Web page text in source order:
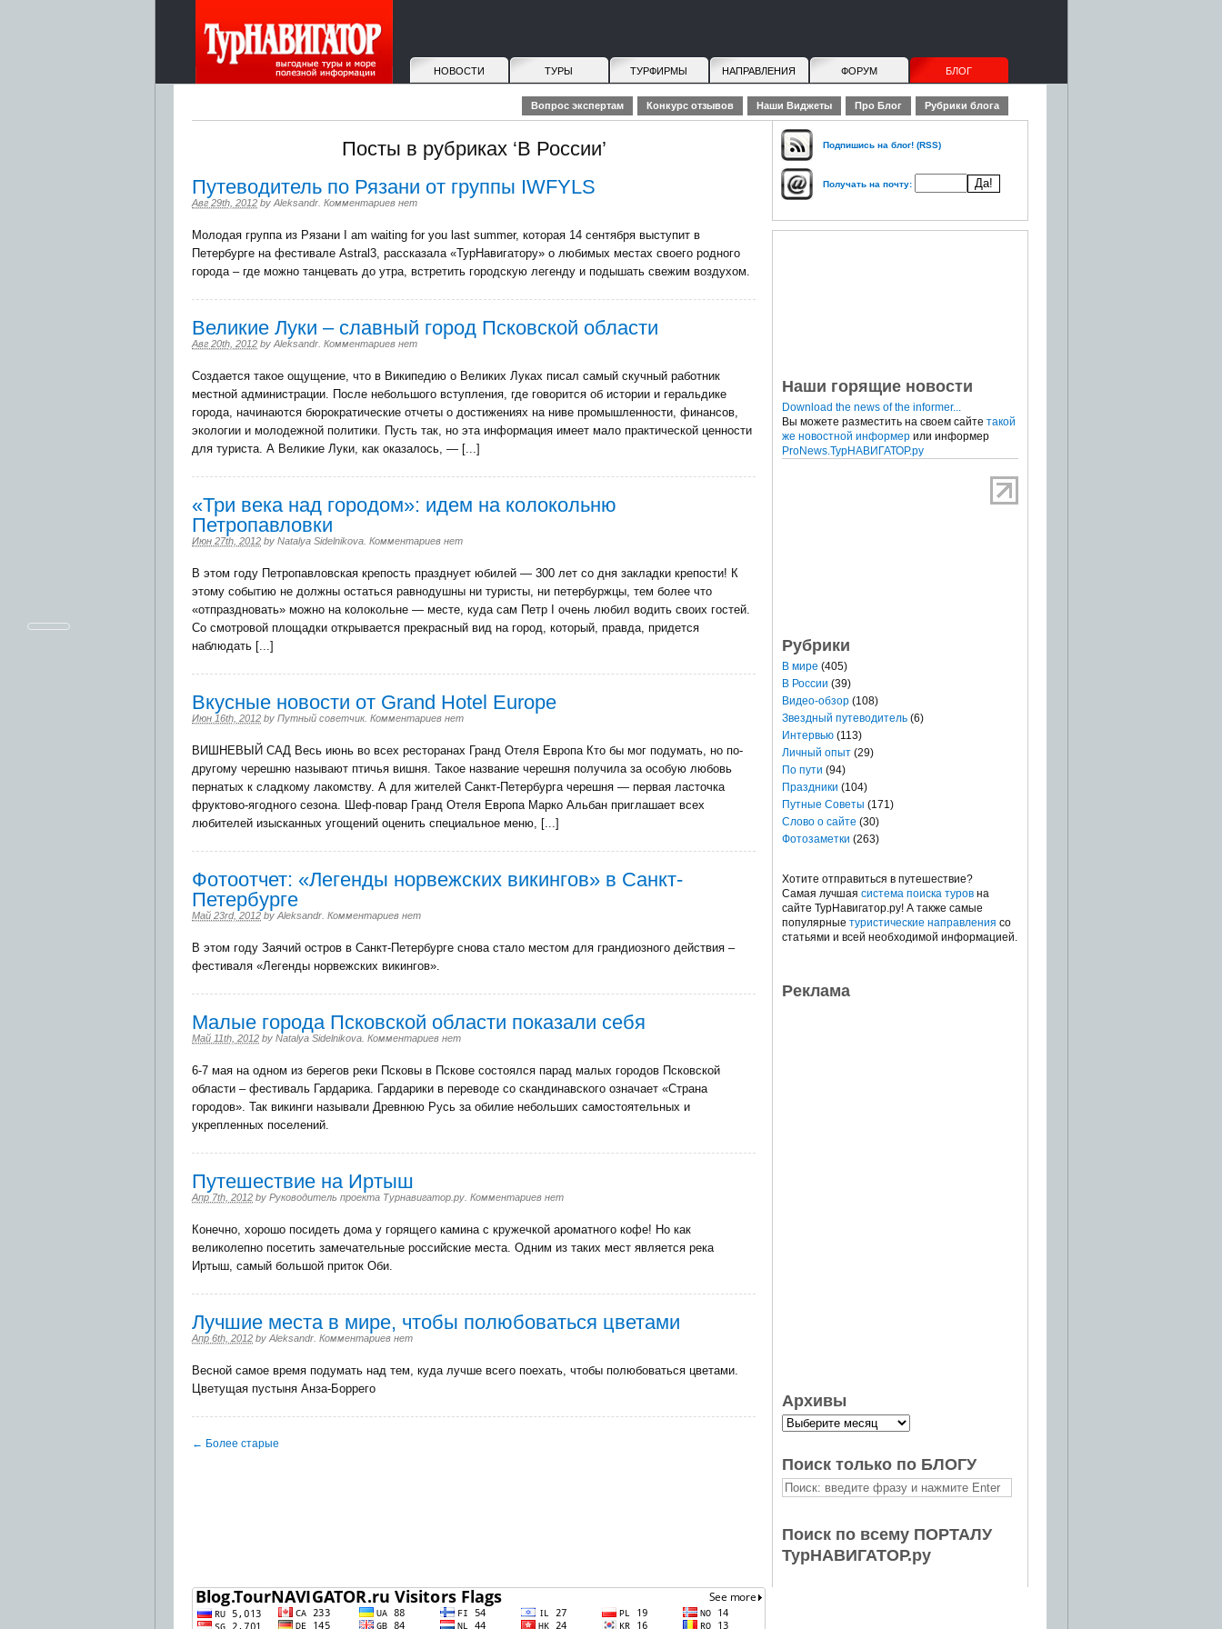
НОВОСТИ ТУРЫ ТУРФИРМЫ НАПРАВЛЕНИЯ ФОРУМ БЛОГ
Вопрос экспертам Конкурс отзывов Наши Виджеты Про Блог Рубрики блога
Посты в рубриках ‘В России’
Путеводитель по Рязани от группы IWFYLS
Авг 29th, 2012 by Aleksandr Комментариев нет
Молодая группа из Рязани I am waiting for you last summer, которая 14 сентября выступит в
Петербурге на фестивале Astral3, рассказала «ТурНавигатору» о любимых местах своего родного
города – где можно танцевать до утра, встретить городскую легенду и подышать свежим воздухом.
Великие Луки – славный город Псковской области
Авг 20th, 2012 by Aleksandr Комментариев нет
Создается такое ощущение, что в Википедию о Великих Луках писал самый скучный работник
местной администрации. После небольшого вступления, где говорится об истории и геральдике
города, начинаются бюрократические отчеты о достижениях на ниве промышленности, финансов,
экологии и молодежной политики. Пусть так, но эта информация имеет мало практической ценности
для туриста. А Великие Луки, как оказалось, — [...]
«Три века над городом»: идем на колокольню
Петропавловки
Июн 27th, 2012 by Natalya Sidelnikova Комментариев нет
В этом году Петропавловская крепость празднует юбилей — 300 лет со дня закладки крепости! К
этому событию не должны остаться равнодушны ни туристы, ни петербуржцы, тем более что
«отпраздновать» можно на колокольне — месте, куда сам Петр I очень любил водить своих гостей.
Со смотровой площадки открывается прекрасный вид на город, который, правда, придется
наблюдать [...]
Вкусные новости от Grand Hotel Europe
Июн 16th, 2012 by Путный советчик Комментариев нет
ВИШНЕВЫЙ САД Весь июнь во всех ресторанах Гранд Отеля Европа Кто бы мог подумать, но по-
другому черешню называют птичья вишня. Такое название черешня получила за особую любовь
пернатых к сладкому лакомству. А для жителей Санкт-Петербурга черешня — первая ласточка
фруктово-ягодного сезона. Шеф-повар Гранд Отеля Европа Марко Альбан приглашает всех
любителей изысканных угощений оценить специальное меню, [...]
Фотоотчет: «Легенды норвежских викингов» в Санкт-
Петербурге
Май 23rd, 2012 by Aleksandr Комментариев нет
В этом году Заячий остров в Санкт-Петербурге снова стало местом для грандиозного действия –
фестиваля «Легенды норвежских викингов».
Малые города Псковской области показали себя
Май 11th, 2012 by Natalya Sidelnikova Комментариев нет
6-7 мая на одном из берегов реки Псковы в Пскове состоялся парад малых городов Псковской
области – фестиваль Гардарика. Гардарики в переводе со скандинавского означает «Страна
городов». Так викинги называли Древнюю Русь за обилие небольших самостоятельных и
укрепленных поселений.
Путешествие на Иртыш
Апр 7th, 2012 by Руководитель проекта Турнавигатор.ру Комментариев нет
Конечно, хорошо посидеть дома у горящего камина с кружечкой ароматного кофе! Но как
великолепно посетить замечательные российские места. Одним из таких мест является река
Иртыш, самый большой приток Оби.
Лучшие места в мире, чтобы полюбоваться цветами
Апр 6th, 2012 by Aleksandr Комментариев нет
Весной самое время подумать над тем, куда лучше всего поехать, чтобы полюбоваться цветами.
Цветущая пустыня Анза-Боррего
← Более старые
Подпишись на блог! (RSS)
Получать на почту:
Наши горящие новости
Download the news of the informer...
Вы можете разместить на своем сайте такой
же новостной информер или информер
ProNews.ТурНАВИГАТОР.ру
Рубрики
В мире (405)
В России (39)
Видео-обзор (108)
Звездный путеводитель (6)
Интервью (113)
Личный опыт (29)
По пути (94)
Праздники (104)
Путные Советы (171)
Слово о сайте (30)
Фотозаметки (263)
Хотите отправиться в путешествие?
Самая лучшая система поиска туров на
сайте ТурНавигатор.ру! А также самые
популярные туристические направления со
статьями и всей необходимой информацией.
Реклама
Архивы
Поиск только по БЛОГУ
Поиск по всему ПОРТАЛУ
ТурНАВИГАТОР.ру